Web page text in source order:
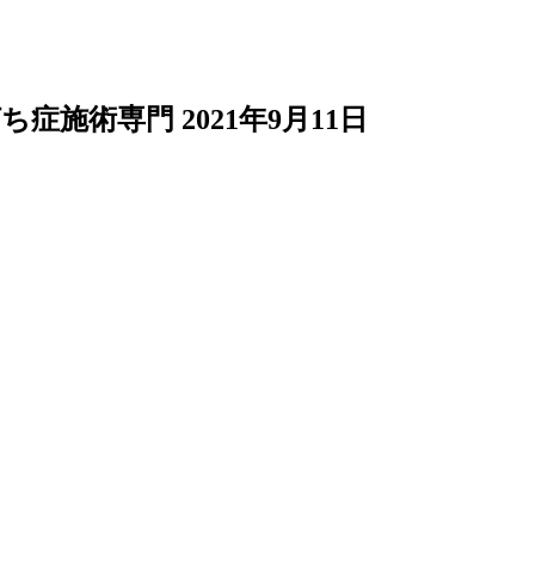
症施術専門 2021年9月11日